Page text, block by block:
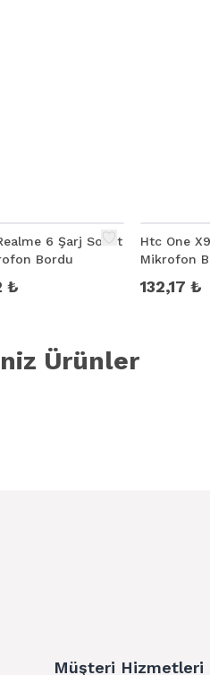
6 Şarj Soket
Bordu
₺
Htc One
Mikrofon
132,17 ₺
Ürünler
Müşteri Hizmetleri